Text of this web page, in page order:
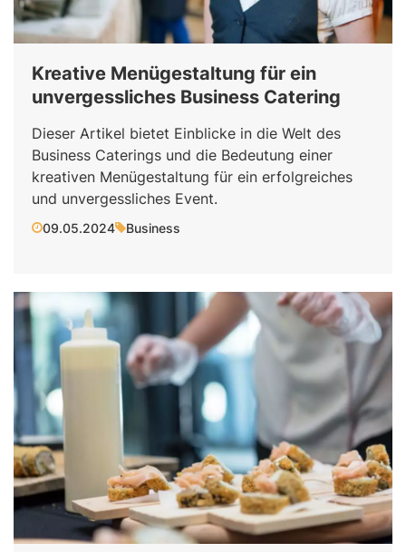
Kreative Menügestaltung für ein
unvergessliches Business Catering
Dieser Artikel bietet Einblicke in die Welt des
Business Caterings und die Bedeutung einer
kreativen Menügestaltung für ein erfolgreiches
und unvergessliches Event.
09.05.2024 Business